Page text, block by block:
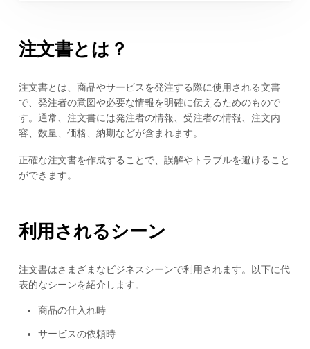
注文書とは？
注文書とは、商品やサービスを発注する際に使用される文書
で、発注者の意図や必要な情報を明確に伝えるためのもので
す。通常、注文書には発注者の情報、受注者の情報、注文内
容、数量、価格、納期などが含まれます。
正確な注文書を作成することで、誤解やトラブルを避けること
ができます。
利用されるシーン
注文書はさまざまなビジネスシーンで利用されます。以下に代
表的なシーンを紹介します。
商品の仕入れ時
サービスの依頼時